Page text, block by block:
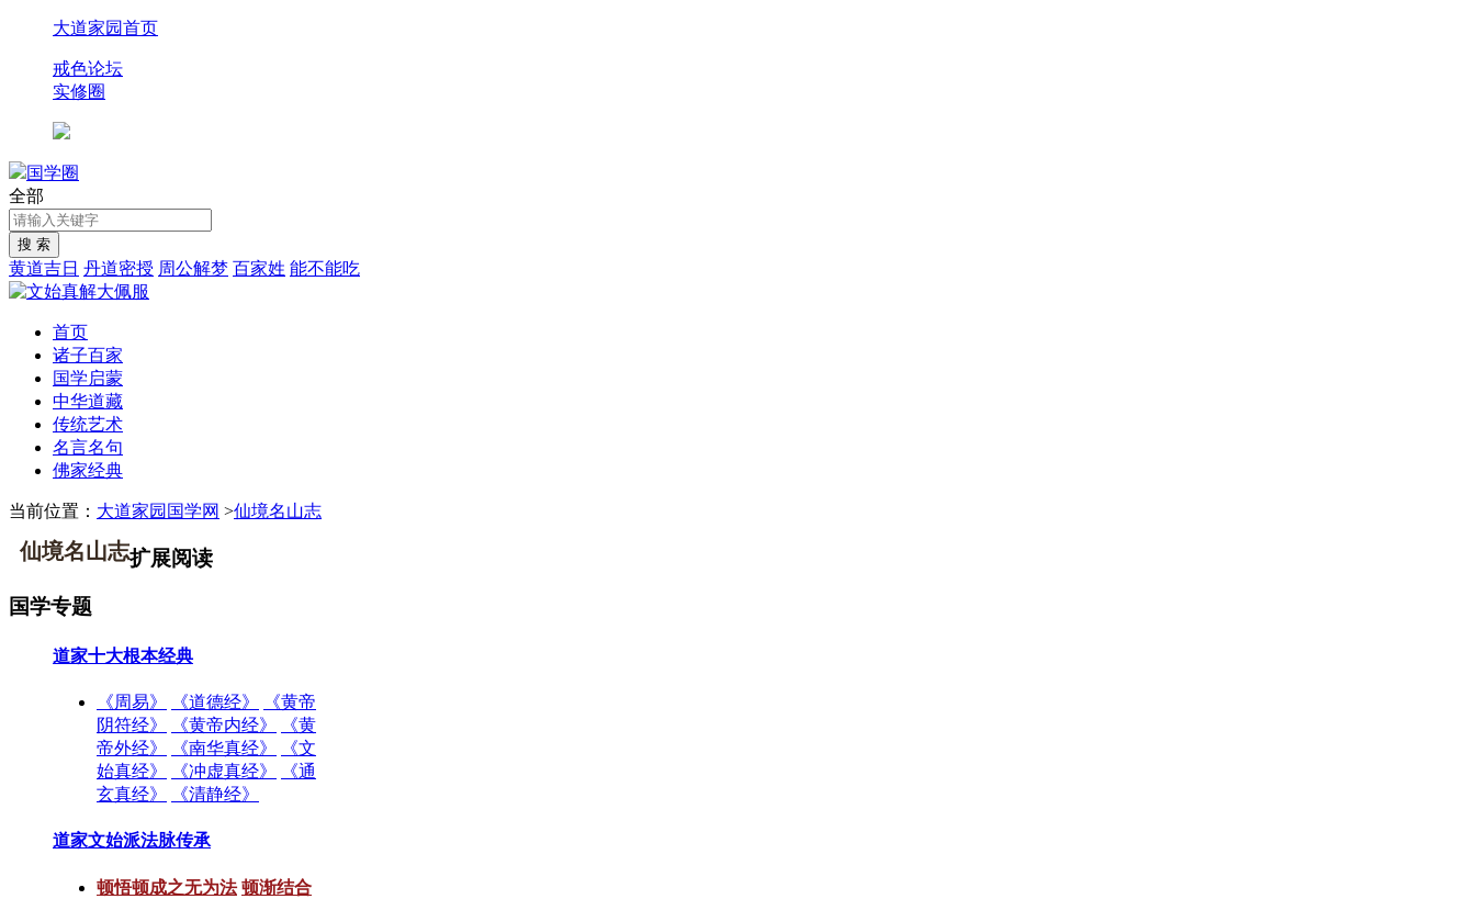
大道家园首页
戒色论坛
实修圈
国学圈
全部
黄道吉日 丹道密授 周公解梦 百家姓 能不能吃
首页
诸子百家
国学启蒙
中华道藏
传统艺术
名言名句
佛家经典
当前位置： 大道家园国学网 >仙境名山志
仙境名山志扩展阅读
国学专题
道家十大根本经典
《周易》 《道德经》
《黄帝
阴符经》
《黄帝内经》
《黄
帝外经》
《南华真经》
《文
始真经》
《冲虚真经》
《通
玄真经》
《清静经》
道家文始派法脉传承
顿悟顿成之无为法 顿渐结合